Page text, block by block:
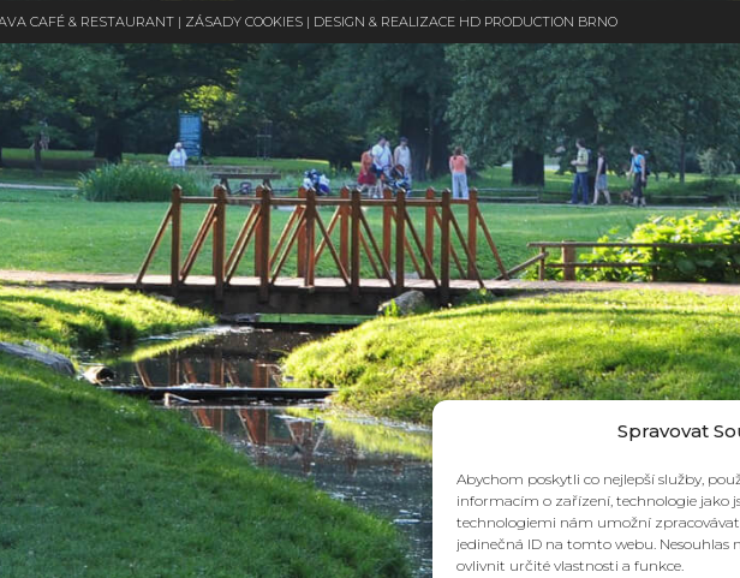
Spravovat
Abychom poskytli co nejlepší služby,
informacím o zařízení, technologie jako
technologiemi nám umožní
jedinečná ID na tomto webu.
ovlivnit určité vlastnosti a funkce.
CAFÉ & RESTAURANT | ZÁSADY COOKIES | DESIGN & REALIZACE HD PRODUCTION BRNO